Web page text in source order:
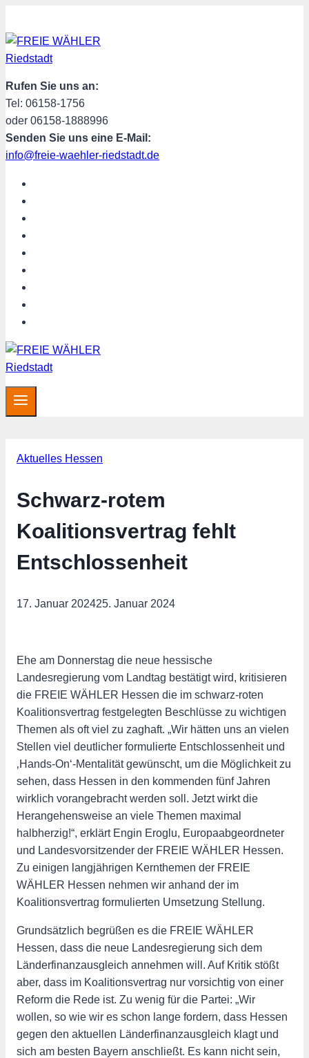
Inhalt
springen
Rufen Sie uns an:
Tel: 06158-1756
oder 06158-1888996
Senden Sie uns eine E-Mail:
info@freie-waehler-riedstadt.de
Aktuelles Hessen
Schwarz-rotem
Koalitionsvertrag fehlt
Entschlossenheit
17. Januar 202425. Januar 2024
Ehe am Donnerstag die neue hessische
Landesregierung vom Landtag bestätigt wird, kritisieren
die FREIE WÄHLER Hessen die im schwarz-roten
Koalitionsvertrag festgelegten Beschlüsse zu wichtigen
Themen als oft viel zu zaghaft. „Wir hätten uns an vielen
Stellen viel deutlicher formulierte Entschlossenheit und
‚Hands-On‘-Mentalität gewünscht, um die Möglichkeit zu
sehen, dass Hessen in den kommenden fünf Jahren
wirklich vorangebracht werden soll. Jetzt wirkt die
Herangehensweise an viele Themen maximal
halbherzig!“, erklärt Engin Eroglu, Europaabgeordneter
und Landesvorsitzender der FREIE WÄHLER Hessen.
Zu einigen langjährigen Kernthemen der FREIE
WÄHLER Hessen nehmen wir anhand der im
Koalitionsvertrag formulierten Umsetzung Stellung.
Grundsätzlich begrüßen es die FREIE WÄHLER
Hessen, dass die neue Landesregierung sich dem
Länderfinanzausgleich annehmen will. Auf Kritik stößt
aber, dass im Koalitionsvertrag nur vorsichtig von einer
Reform die Rede ist. Zu wenig für die Partei: „Wir
wollen, so wie wir es schon lange fordern, dass Hessen
gegen den aktuellen Länderfinanzausgleich klagt und
sich am besten Bayern anschließt. Es kann nicht sein,